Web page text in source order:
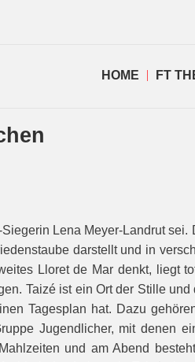
HOME FT
Lena Meyer-Landrut
darstellt und in
Lloret de Mar denkt, liegt
Taizé ist ein Ort der Stille
Tagesplan hat. Dazu
Jugendlicher, mit denen
und am Abend